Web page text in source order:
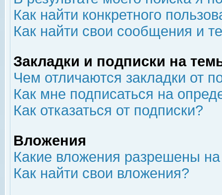
Как найти конкретного
Как найти свои сообщения и
Закладки и подписки на
Чем отличаются закладки от
Как мне подписаться на
Как отказаться от подписки?
Вложения
Какие вложения разрешены
Как найти свои вложения?